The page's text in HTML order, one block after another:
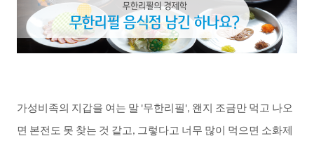
가성비족의 지갑을 여는 말 '무한리필 ', 왠지 조금만 먹고 나오
면 본전도 못 찾는 것 같고 , 그렇다고 너무 많이 먹으면 소화제